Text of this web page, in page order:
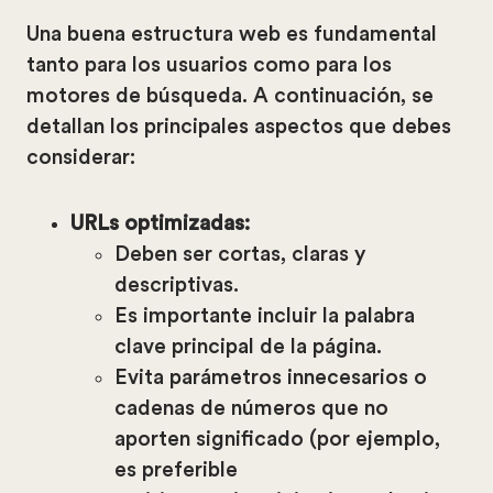
Una buena estructura web es fundamental
tanto para los usuarios como para los
motores de búsqueda. A continuación, se
detallan los principales aspectos que debes
considerar:
URLs optimizadas:
Deben ser cortas, claras y
descriptivas.
Es importante incluir la palabra
clave principal de la página.
Evita parámetros innecesarios o
cadenas de números que no
aporten significado (por ejemplo,
es preferible